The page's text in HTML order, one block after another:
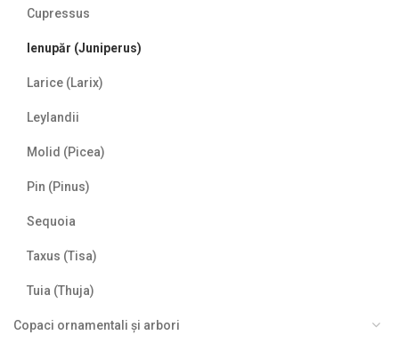
Cupressus
Ienupăr (Juniperus)
Larice (Larix)
Leylandii
Molid (Picea)
Pin (Pinus)
Sequoia
Taxus (Tisa)
Tuia (Thuja)
Copaci ornamentali și arbori